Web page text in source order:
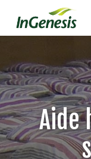
content
Aide